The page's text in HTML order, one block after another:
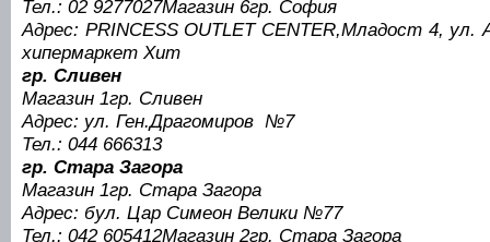
Тел.: 02 9277027Магазин 6гр. София
Адрес: PRINCESS OUTLET CENTER,Младост 4, ул.
хипермаркет Хит
гр. Сливен
Магазин 1гр. Сливен
Адрес: ул. Ген.Драгомиров №7
Тел.: 044 666313
гр. Стара Загора
Магазин 1гр. Стара Загора
Адрес: бул. Цар Симеон Велики №77
Тел.: 042 605412Магазин 2гр. Стара Загора